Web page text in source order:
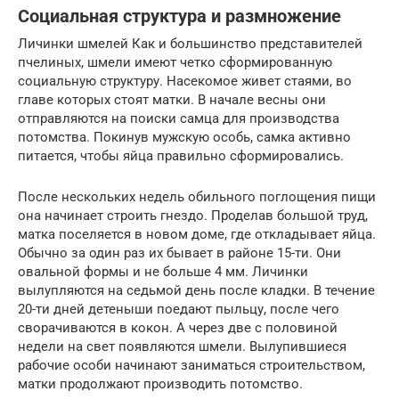
Социальная структура и размножение
Личинки шмелей Как и большинство представителей
пчелиных, шмели имеют четко сформированную
социальную структуру. Насекомое живет стаями, во
главе которых стоят матки. В начале весны они
отправляются на поиски самца для производства
потомства. Покинув мужскую особь, самка активно
питается, чтобы яйца правильно сформировались.
После нескольких недель обильного поглощения пищи
она начинает строить гнездо. Проделав большой труд,
матка поселяется в новом доме, где откладывает яйца.
Обычно за один раз их бывает в районе 15-ти. Они
овальной формы и не больше 4 мм. Личинки
вылупляются на седьмой день после кладки. В течение
20-ти дней детеныши поедают пыльцу, после чего
сворачиваются в кокон. А через две с половиной
недели на свет появляются шмели. Вылупившиеся
рабочие особи начинают заниматься строительством,
матки продолжают производить потомство.